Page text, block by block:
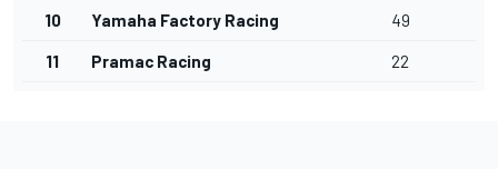
10 Yamaha Factory Racing 49
11 Pramac Racing 22